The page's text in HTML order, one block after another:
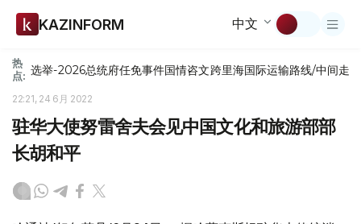
KAZINFORM 中文
热
点: 选举-2026总统府任免事件国情咨文跨里海国际运输路线/中间走廊
22:21, 24 6月 2022
驻华大使努雷舍夫会见中国文化和旅游部部
长胡和平